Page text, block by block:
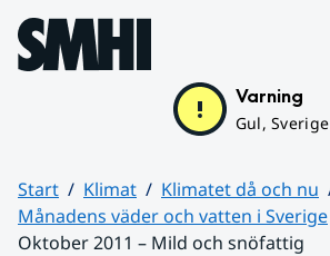
Hoppa till sidans innehåll
Varning
Gul, Sverige
Start Klimat
Klimatet då och nu
Månadens väder och vatten i Sverige
Oktober 2011 – Mild och snöfattig